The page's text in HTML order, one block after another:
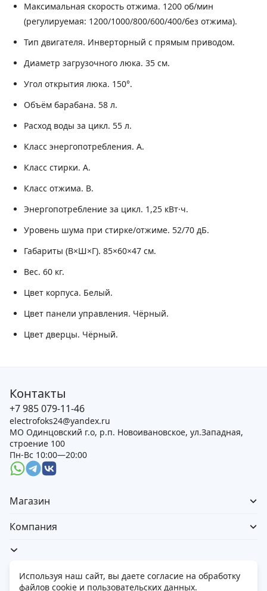
Максимальная скорость отжима. 1200 об/мин
(регулируемая: 1200/1000/800/600/400/без отжима).
Тип двигателя. Инверторный с прямым приводом.
Диаметр загрузочного люка. 35 см.
Угол открытия люка. 150°.
Объём барабана. 58 л.
Расход воды за цикл. 55 л.
Класс энергопотребления. A.
Класс стирки. A.
Класс отжима. B.
Энергопотребление за цикл. 1,25 кВт·ч.
Уровень шума при стирке/отжиме. 52/70 дБ.
Габариты (В×Ш×Г). 85×60×47 см.
Вес. 60 кг.
Цвет корпуса. Белый.
Цвет панели управления. Чёрный.
Цвет дверцы. Чёрный.
Контакты
+7 985 079-11-46
electrofoks24@yandex.ru
МО Одинцовский г.о, р.п. Новоивановское, ул.Западная,
строение 100
Пн-Вс 10:00—20:00
Магазин
Компания
Используя наш сайт, вы даете согласие на обработку
файлов cookie и пользовательских данных.